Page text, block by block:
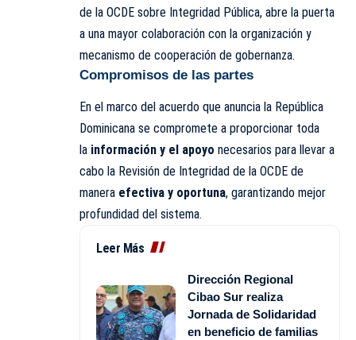
de la OCDE sobre Integridad Pública, abre la puerta
a una mayor colaboración con la organización y
mecanismo de cooperación de gobernanza.
Compromisos de las partes
En el marco del acuerdo que anuncia la República
Dominicana se compromete a proporcionar toda
la información y el apoyo necesarios para llevar a
cabo la Revisión de Integridad de la OCDE de
manera efectiva y oportuna, garantizando mejor
profundidad del sistema.
Leer Más
Dirección Regional
Cibao Sur realiza
Jornada de Solidaridad
en beneficio de familias